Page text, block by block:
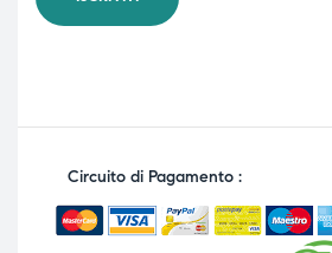
Circuito di Pagamento :